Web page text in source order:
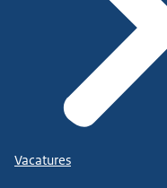
Vacatures